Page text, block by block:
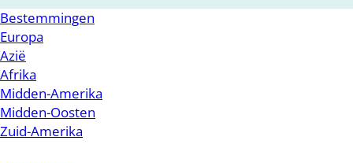
Bestemmingen
Europa
Azië
Afrika
Midden-Amerika
Midden-Oosten
Zuid-Amerika